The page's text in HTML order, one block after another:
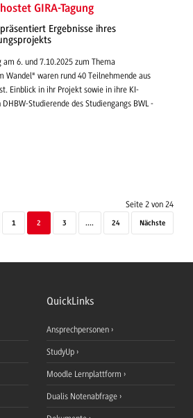
GIRA-Tagung
Ergebnisse ihres
am 6. und 7.10.2025 zum Thema
Wandel" waren rund 40 Teilnehmende aus
Einblick in ihr Projekt sowie in ihre KI-
Studierende des Studiengangs BWL -
Seite 2 von 24
1 2 3 .... 24 Nächste
QuickLinks
Ansprechpersonen
StudyUp
Moodle Lernplattform
Dualis Notenabfrage